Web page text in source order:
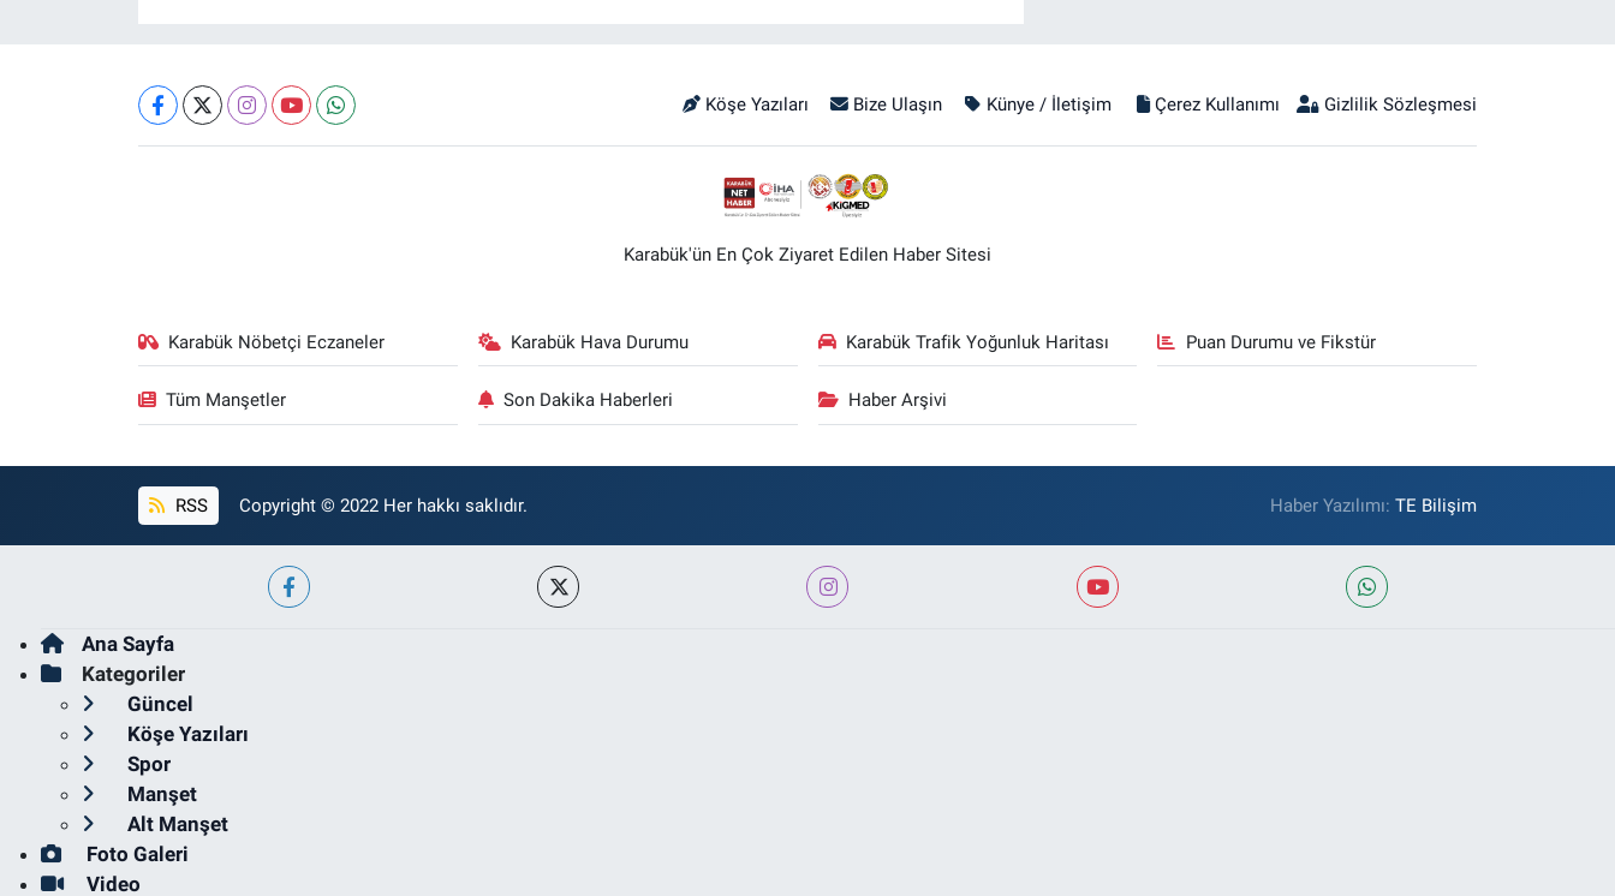
Köşe Yazıları Bize Ulaşın Künye / İletişim Çerez Kullanımı Gizlilik Sözleşmesi
Karabük'ün En Çok Ziyaret Edilen Haber Sitesi
Karabük Nöbetçi Eczaneler Karabük Hava Durumu Karabük Trafik Yoğunluk Haritası Puan Durumu ve Fikstür
Tüm Manşetler Son Dakika Haberleri Haber Arşivi
RSS Copyright © 2022 Her hakkı saklıdır. Haber Yazılımı:TE Bilişim
Ana Sayfa
Kategoriler
Güncel
Köşe Yazıları
Spor
Manşet
Alt Manşet
Foto Galeri
Video